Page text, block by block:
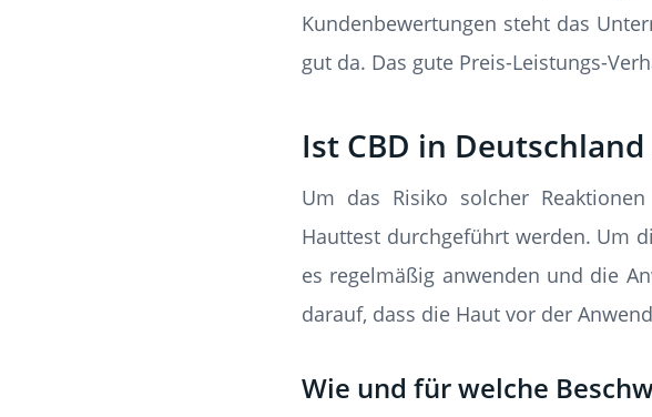
Kundenbewertungen steht das
gut da. Das gute Preis-Leistungs-
Ist CBD in Deutschland
Um das Risiko solcher
Hauttest durchgeführt werden. Um
es regelmäßig anwenden und die
darauf, dass die Haut vor der
Wie und für welche